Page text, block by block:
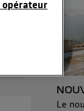
Le
opérateur
en
IP